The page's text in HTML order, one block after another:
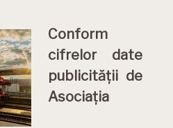
Conform
cifrelor date
publicității de
Asociația